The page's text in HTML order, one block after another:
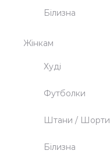
Білизна
Жінкам
Худі
Футболки
Штани / Шорти
Білизна